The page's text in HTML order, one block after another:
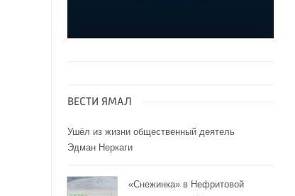
ВЕСТИ ЯМАЛ
Ушёл из жизни общественный деятель
Эдман Неркаги
«Снежинка» в Нефритовой